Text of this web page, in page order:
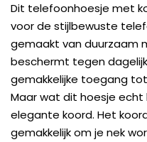
Dit telefoonhoesje met
voor de stijlbewuste
gemaakt van duurzaam
beschermt tegen
gemakkelijke toegang
Maar wat dit hoesje echt
elegante koord. Het
gemakkelijk om je nek